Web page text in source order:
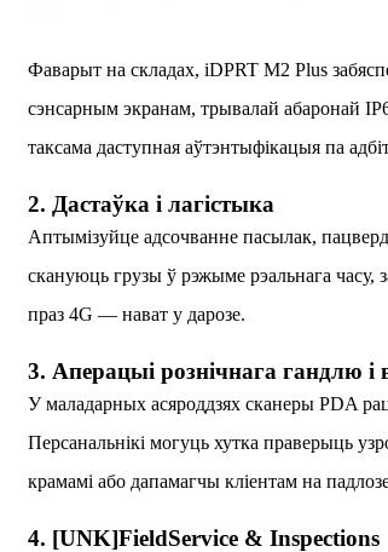
Фаварыт на складах, iDPRT M2 Plus
сэнсарным экранам, трывалай абаронай
таксама даступная аўтэнтыфікацыя па
2. Дастаўка і лагістыка
Аптымізуйце адсочванне пасылак,
скануюць грузы ў рэжыме рэальнага часу,
праз 4G — нават у дарозе.
3. Аперацыі рознічнага гандлю і
У маладарных асяроддзях сканеры PDA
Персанальнікі могуць хутка праверыць
крамамі або дапамагчы кліентам на
4. [UNK]FieldService & Inspections